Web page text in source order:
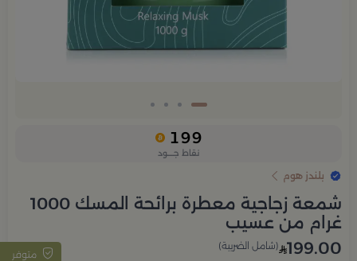
199
نقاط جــــود
بلندز هوم
شمعة زجاجية معطرة برائحة المسك 1000
غرام من عسيب
متوفر 199.00 (شامل الضريبة)